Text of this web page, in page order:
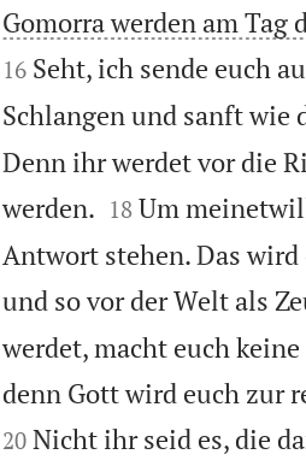
Gomorra werden am Tag
16 Seht, ich sende euch
Schlangen und sanft wie
Denn ihr werdet vor die
werden.
18 Um
Antwort stehen. Das
und so vor der Welt als
werdet, macht euch
denn Gott wird euch zur
20 Nicht ihr seid es, die